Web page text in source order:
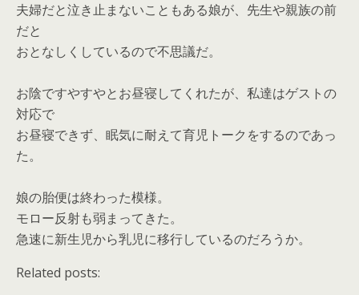
夫婦だと泣き止まないこともある娘が、先生や親族の前
だと
おとなしくしているので不思議だ。
お陰ですやすやとお昼寝してくれたが、私達はゲストの
対応で
お昼寝できず、眠気に耐えて育児トークをするのであっ
た。
娘の胎便は終わった模様。
モロー反射も弱まってきた。
急速に新生児から乳児に移行しているのだろうか。
Related posts: